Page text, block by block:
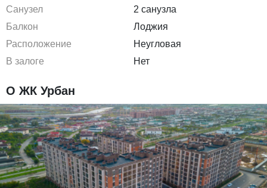
Санузел
2 санузла
Балкон
Лоджия
Расположение
Неугловая
В залоге
Нет
О ЖК Урбан